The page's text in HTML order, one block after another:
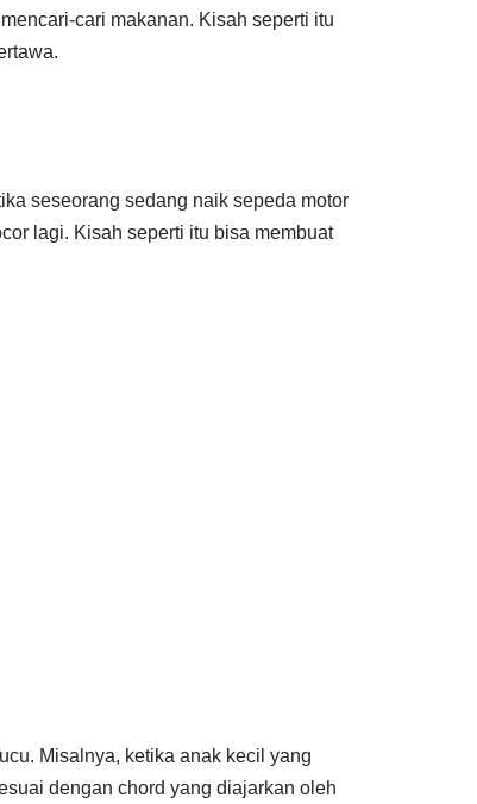
cari makanan. Kisah seperti itu
seseorang sedang naik sepeda motor
lagi. Kisah seperti itu bisa membuat
Misalnya, ketika anak kecil yang
dengan chord yang diajarkan oleh